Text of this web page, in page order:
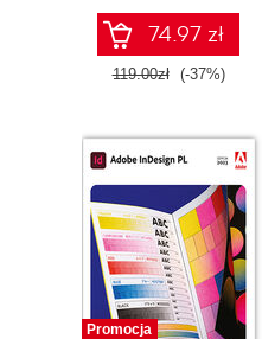
74.97 zł
119.00zł (-37%)
Promocja